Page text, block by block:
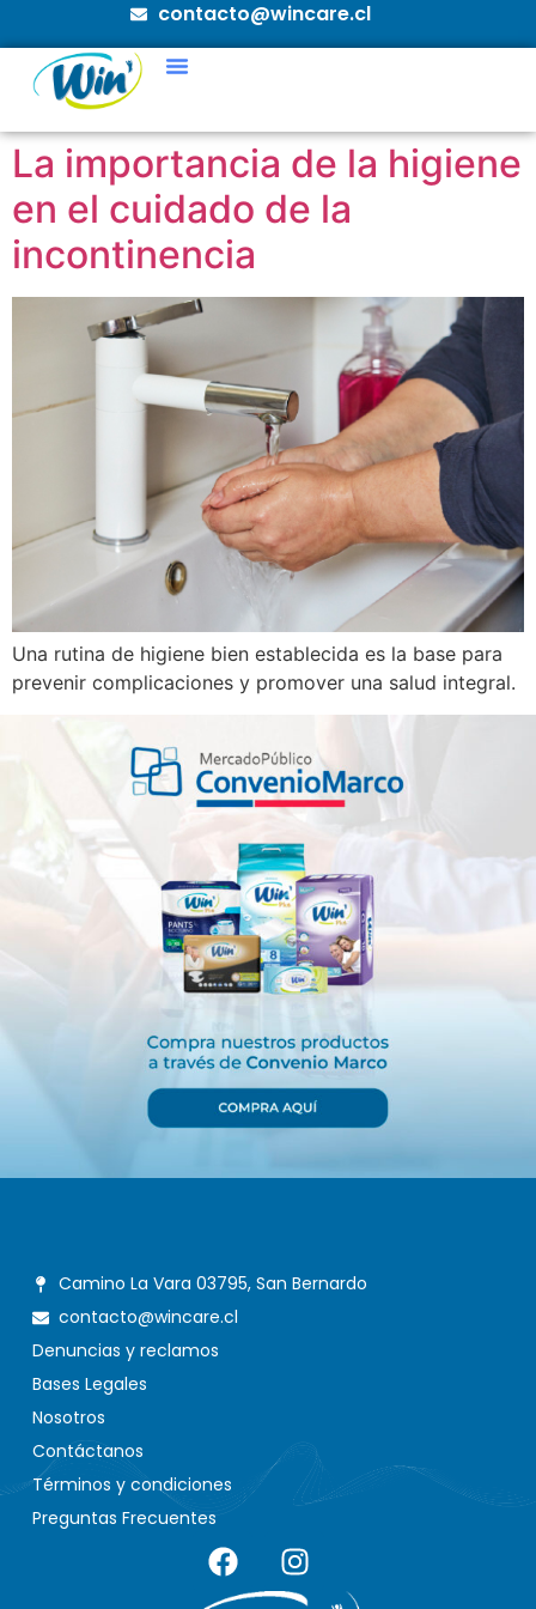
contacto@wincare.cl
La importancia de la higiene
en el cuidado de la
incontinencia
Una rutina de higiene bien establecida es la base para
prevenir complicaciones y promover una salud integral.
Camino La Vara 03795, San Bernardo
contacto@wincare.cl
Denuncias y reclamos
Bases Legales
Nosotros
Contáctanos
Términos y condiciones
Preguntas Frecuentes